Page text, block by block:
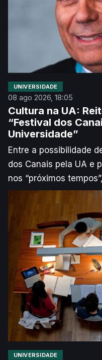
UNIVERSIDADE
08 ago 2026, 18:05
Cultura na UA:
“Festival dos
Universidade”
Entre a possibilidade
dos Canais pela UA e
nos “próximos
Aveiro quer apostar
Campi e a cidade.
UNIVERSIDADE